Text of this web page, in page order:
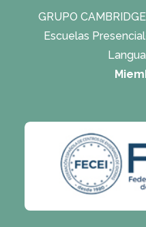
GRUPO
Escuelas